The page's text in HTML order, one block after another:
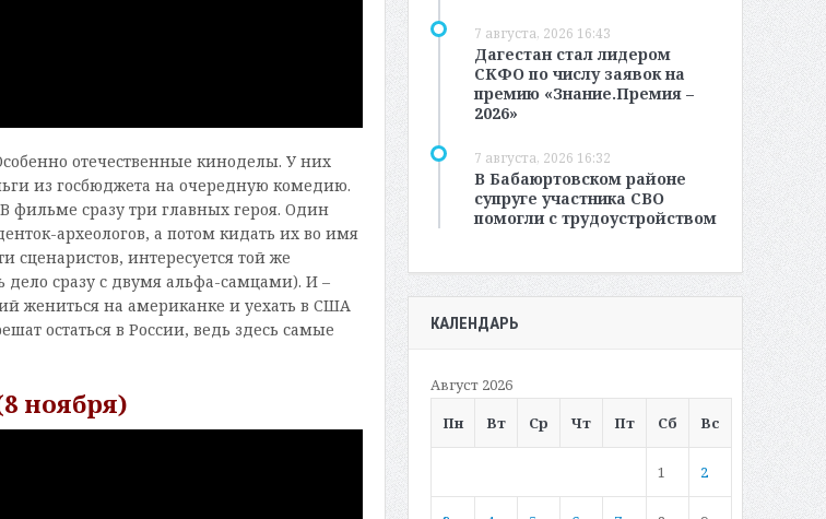
отечественные киноделы. У них
из госбюджета на очередную комедию.
фильме сразу три главных героя. Один
археологов, а потом кидать их во имя
интересуется той же
дело сразу с двумя альфа-самцами). И –
жениться на американке и уехать в США
остаться в России, ведь здесь самые
ноября)
7 августа, 2026 16:43
Дагестан стал лидером
СКФО по числу заявок на
премию «Знание.Премия –
2026»
7 августа, 2026 16:32
В Бабаюртовском районе
супруге участника СВО
помогли с трудоустройством
КАЛЕНДАРЬ
Август 2026
Пн
Вт Ср Чт Пт Сб Вс
1 2